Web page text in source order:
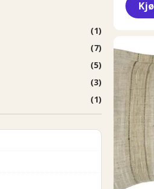
(1)
(7)
(5)
(3)
(1)